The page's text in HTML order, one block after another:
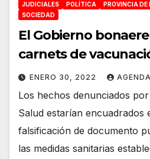
JUDICIALES POLÍTICA PROVINCIA DE
SOCIEDAD
El Gobierno
carnets de
ENERO 30, 2022
Los hechos denunciados
Salud estarían encuadrados
falsificación de documento
las medidas sanitarias